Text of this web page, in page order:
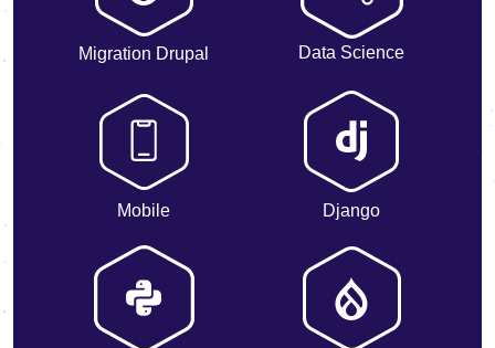
Migration Drupal Data Science
Mobile Django